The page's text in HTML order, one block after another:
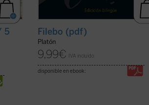
5
Filebo (pdf)
Platón
9,99€ IVA incluido
disponible en ebook: